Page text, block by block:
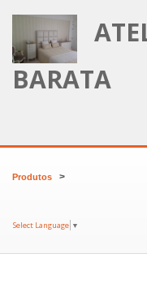
BARATA
Produtos >
Select Language ▼